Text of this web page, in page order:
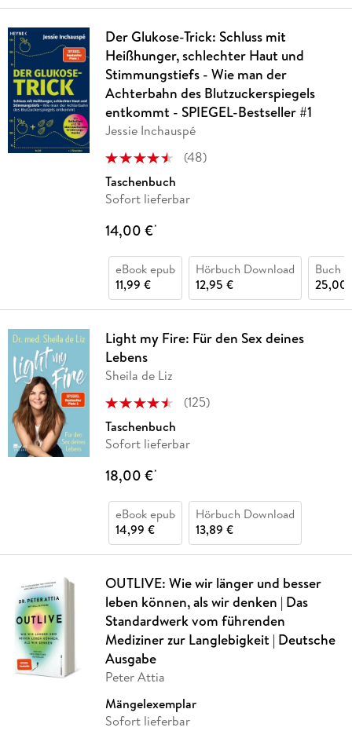
Der Glukose-Trick: Schluss mit
Heißhunger, schlechter Haut und
Stimmungstiefs - Wie man der
Achterbahn des Blutzuckerspiegels
entkommt - SPIEGEL-Bestseller #1
Jessie Inchauspé
(48)
Taschenbuch
Sofort lieferbar
14,00 €*
eBook epub
11,99 €
Hörbuch Download
12,95 €
Buch
25,00
Light my Fire: Für den Sex deines
Lebens
Sheila de Liz
(125)
Taschenbuch
Sofort lieferbar
18,00 €*
eBook epub
14,99 €
Hörbuch Download
13,89 €
OUTLIVE: Wie wir länger und besser
leben können, als wir denken | Das
Standardwerk vom führenden
Mediziner zur Langlebigkeit | Deutsche
Ausgabe
Peter Attia
Mängelexemplar
Sofort lieferbar